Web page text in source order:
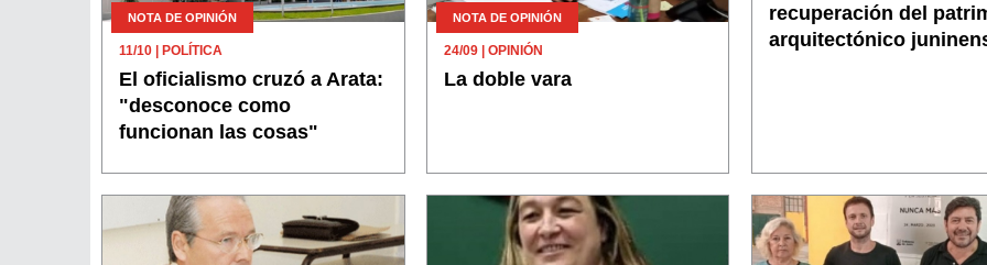
NOTA DE OPINIÓN
11/10 | POLÍTICA
El oficialismo cruzó a Arata:
"desconoce como
funcionan las cosas"
NOTA DE OPINIÓN
24/09| OPINIÓN
La doble vara
recuperación del
arquitectónico